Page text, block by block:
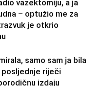
vazektomiju, a ja
– optužio me za
je otkrio
samo sam ja bila
posljednje riječi
izdaju